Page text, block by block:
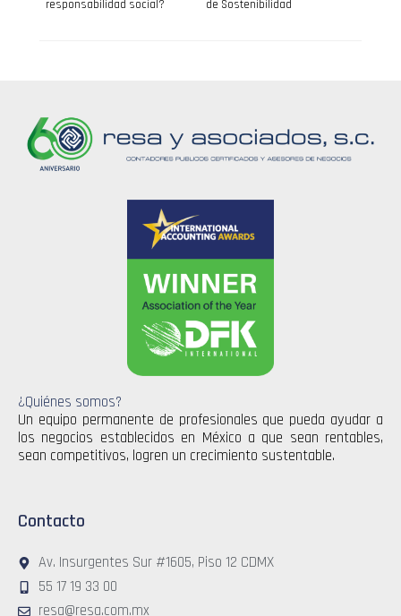
responsabilidad social?
de Sostenibilidad
¿Quiénes somos?
Un equipo permanente de profesionales que pueda ayudar a
los negocios establecidos en México a que sean rentables,
sean competitivos, logren un crecimiento sustentable.
Contacto
Av. Insurgentes Sur #1605, Piso 12 CDMX
55 17 19 33 00
resa@resa.com.mx